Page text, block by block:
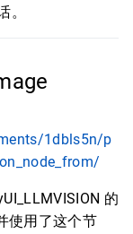
。
1dbls5n/p
的
使用了这个节